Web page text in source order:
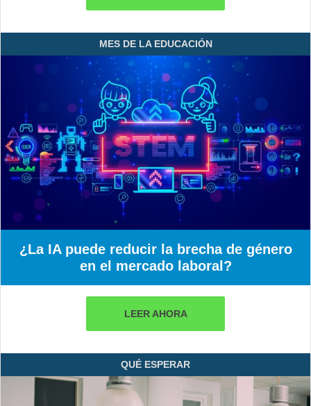
MES DE LA EDUCACIÓN
¿La IA puede reducir la brecha de género
en el mercado laboral?
LEER AHORA
QUÉ ESPERAR